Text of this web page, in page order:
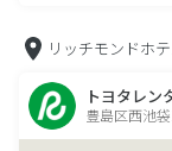
リッチモンドホ
トヨタレン
豊島区西池